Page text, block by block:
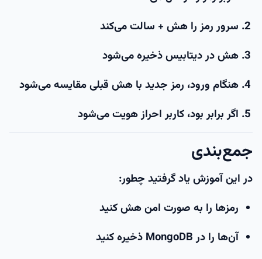
سرور رمز را هش + سالت می‌کند
هش در دیتابیس ذخیره می‌شود
هنگام ورود، رمز جدید با هش قبلی مقایسه می‌شود
اگر برابر بود، کاربر احراز هویت می‌شود
جمع‌بندی
در این آموزش یاد گرفتید چطور:
رمزها را به صورت امن هش کنید
آن‌ها را در MongoDB ذخیره کنید